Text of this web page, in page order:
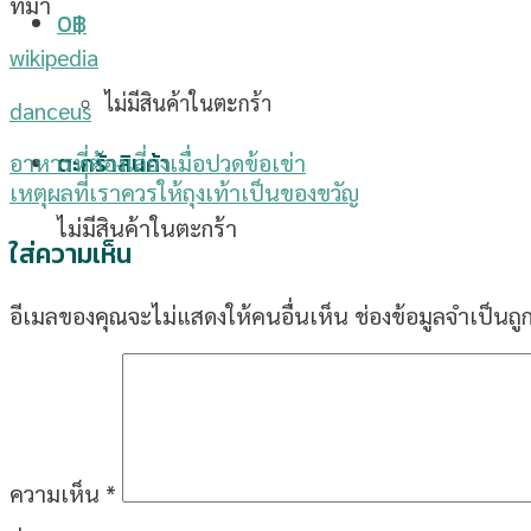
0฿
ไม่มีสินค้าในตะกร้า
ตะกร้าสินค้า
ไม่มีสินค้าในตะกร้า
wikipedia
danceus
อาหารที่ต้องเลี่ยงเมื่อปวดข้อเข่า
เหตุผลที่เราควรให้ถุงเท้าเป็นของขวัญ
ใส่ความเห็น
อีเมลของคุณจะไม่แสดงให้คนอื่นเห็น ช่องข้อมูลจำเป็นถู
ความเห็น *